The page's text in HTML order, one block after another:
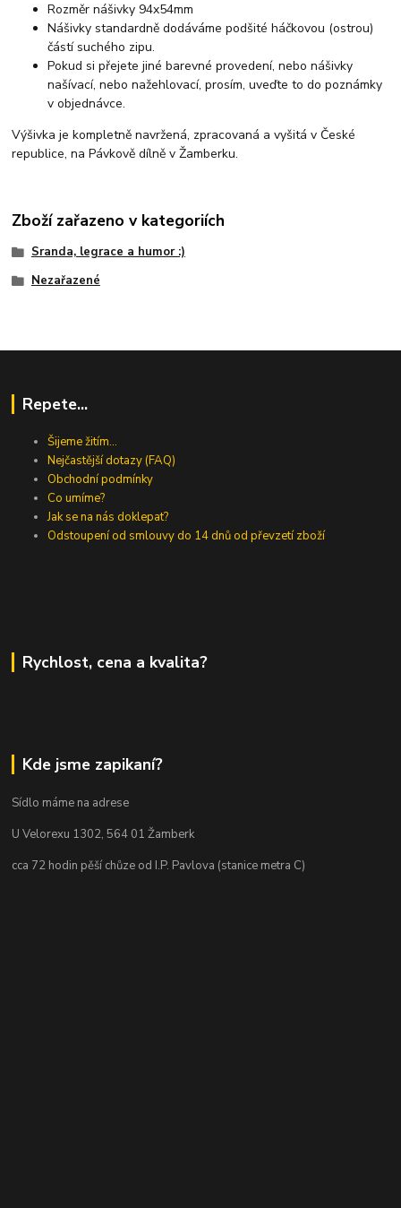
Rozměr nášivky 94x54mm
Nášivky standardně dodáváme podšité háčkovou (ostrou)
částí suchého zipu.
Pokud si přejete jiné barevné provedení, nebo nášivky
našívací, nebo nažehlovací, prosím, uveďte to do poznámky
v objednávce.
Výšivka je kompletně navržená, zpracovaná a vyšitá v České
republice, na Pávkově dílně v Žamberku.
Zboží zařazeno v kategoriích
Sranda, legrace a humor :)
Nezařazené
Repete...
Šijeme žitím...
Nejčastější dotazy (FAQ)
Obchodní podmínky
Co umíme?
Jak se na nás doklepat?
Odstoupení od smlouvy do 14 dnů od převzetí zboží
Rychlost, cena a kvalita?
Kde jsme zapikaní?
Sídlo máme na adrese
U Velorexu 1302, 564 01 Žamberk
cca 72 hodin pěší chůze od I.P. Pavlova (stanice metra C)